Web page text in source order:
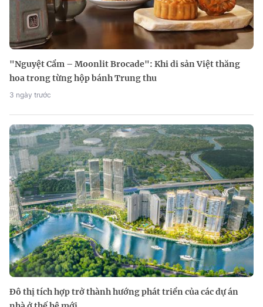
"Nguyệt Cẩm – Moonlit Brocade": Khi di sản Việt thăng
hoa trong từng hộp bánh Trung thu
3 ngày trước
Đô thị tích hợp trở thành hướng phát triển của các dự án